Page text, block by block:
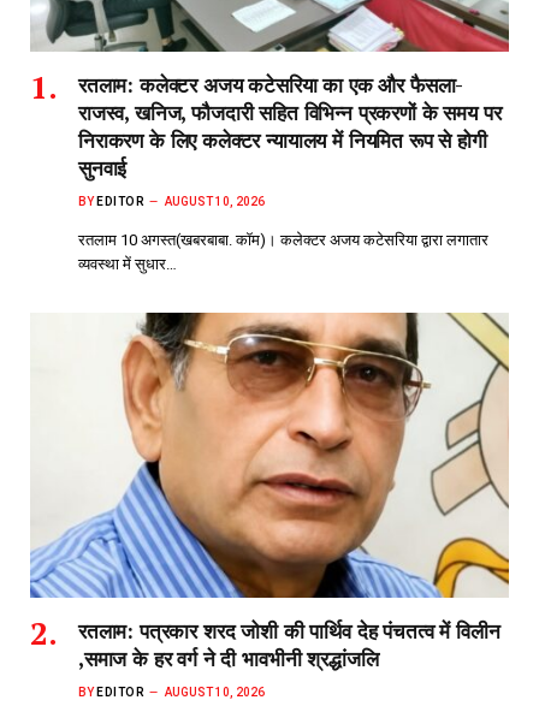
रतलाम: कलेक्टर अजय कटेसरिया का एक और फैसला-
राजस्व, खनिज, फौजदारी सहित विभिन्न प्रकरणों के समय पर
निराकरण के लिए कलेक्टर न्यायालय में नियमित रूप से होगी
सुनवाई
BY EDITOR AUGUST 10, 2026
रतलाम 10 अगस्त(खबरबाबा. कॉम)। कलेक्टर अजय कटेसरिया द्वारा लगातार
व्यवस्था में सुधार…
रतलाम: पत्रकार शरद जोशी की पार्थिव देह पंचतत्व में विलीन
,समाज के हर वर्ग ने दी भावभीनी श्रद्धांजलि
BY EDITOR AUGUST 10, 2026